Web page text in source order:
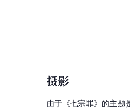
摄影
由于《七宗罪》的主题